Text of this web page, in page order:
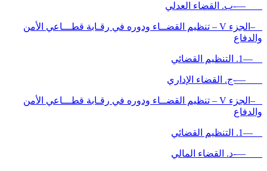
—-ب. القضاء العدلي
–الجزء V – تنظيم القضــاء ودوره في رقـابة قطـــاعي الأمن
والدفاع
—1. التنظيم القضائي
—-ج. القضاء الإداري
–الجزء V – تنظيم القضــاء ودوره في رقـابة قطـــاعي الأمن
والدفاع
—1. التنظيم القضائي
—-د. القضاء المالي